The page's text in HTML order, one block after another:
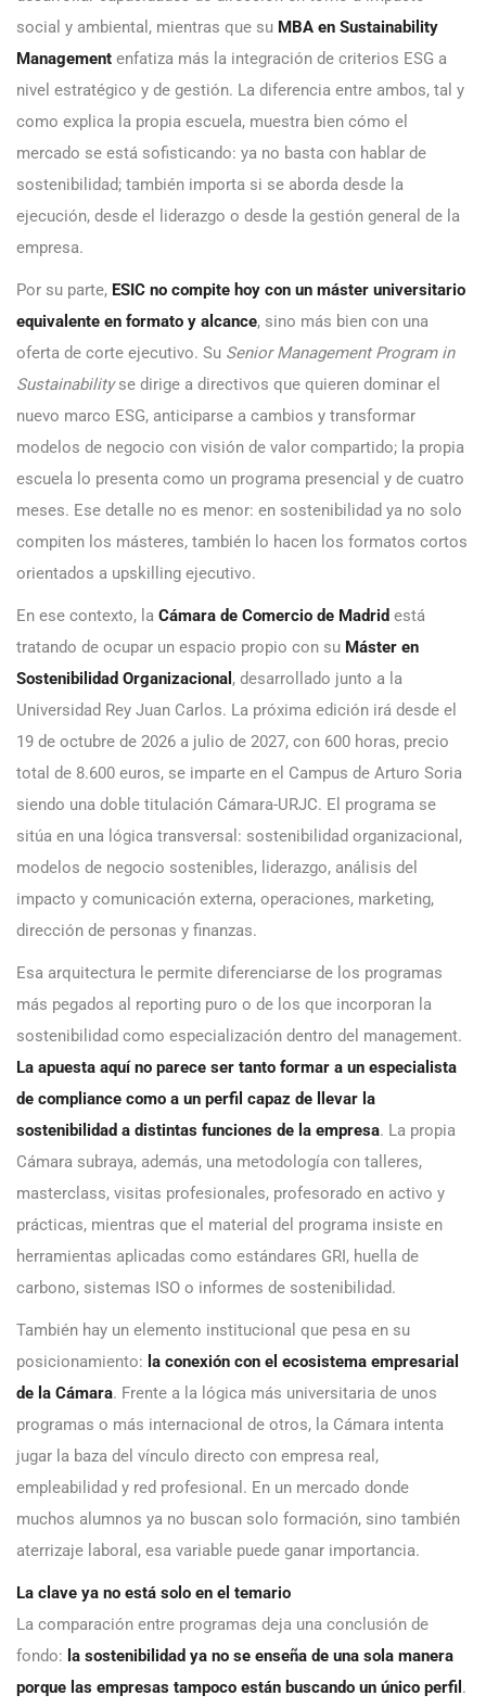
social y ambiental, mientras que su MBA en Sustainability
Management enfatiza más la integración de criterios ESG a
nivel estratégico y de gestión. La diferencia entre ambos, tal y
como explica la propia escuela, muestra bien cómo el
mercado se está sofisticando: ya no basta con hablar de
sostenibilidad; también importa si se aborda desde la
ejecución, desde el liderazgo o desde la gestión general de la
empresa.
Por su parte, ESIC no compite hoy con un máster universitario
equivalente en formato y alcance, sino más bien con una
oferta de corte ejecutivo. Su Senior Management Program in
Sustainabilityse dirige a directivos que quieren dominar el
nuevo marco ESG, anticiparse a cambios y transformar
modelos de negocio con visión de valor compartido; la propia
escuela lo presenta como un programa presencial y de cuatro
meses. Ese detalle no es menor: en sostenibilidad ya no solo
compiten los másteres, también lo hacen los formatos cortos
orientados a upskilling ejecutivo.
En ese contexto, la Cámara de Comercio de Madrid está
tratando de ocupar un espacio propio con su Máster en
Sostenibilidad Organizacional , desarrollado junto a la
Universidad Rey Juan Carlos. La próxima edición irá desde el
19 de octubre de 2026 a julio de 2027, con 600 horas, precio
total de 8.600 euros, se imparte en el Campus de Arturo Soria
siendo una doble titulación Cámara-URJC. El programa se
sitúa en una lógica transversal: sostenibilidad organizacional,
modelos de negocio sostenibles, liderazgo, análisis del
impacto y comunicación externa, operaciones, marketing,
dirección de personas y finanzas.
Esa arquitectura le permite diferenciarse de los programas
más pegados al reporting puro o de los que incorporan la
sostenibilidad como especialización dentro del management.
La apuesta aquí no parece ser tanto formar a un especialista
de compliance como a un perfil capaz de llevar la
sostenibilidad a distintas funciones de la empresa. La propia
Cámara subraya, además, una metodología con talleres,
masterclass, visitas profesionales, profesorado en activo y
prácticas, mientras que el material del programa insiste en
herramientas aplicadas como estándares GRI, huella de
carbono, sistemas ISO o informes de sostenibilidad.
También hay un elemento institucional que pesa en su
posicionamiento: la conexión con el ecosistema empresarial
de la Cámara. Frente a la lógica más universitaria de unos
programas o más internacional de otros, la Cámara intenta
jugar la baza del vínculo directo con empresa real,
empleabilidad y red profesional. En un mercado donde
muchos alumnos ya no buscan solo formación, sino también
aterrizaje laboral, esa variable puede ganar importancia.
La clave ya no está solo en el temario
La comparación entre programas deja una conclusión de
fondo: la sostenibilidad ya no se enseña de una sola manera
porque las empresas tampoco están buscando un único perfil .